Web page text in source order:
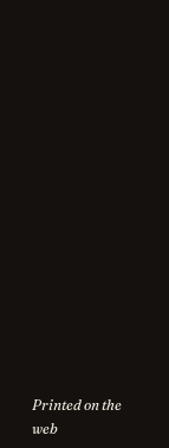
Printed on the
web